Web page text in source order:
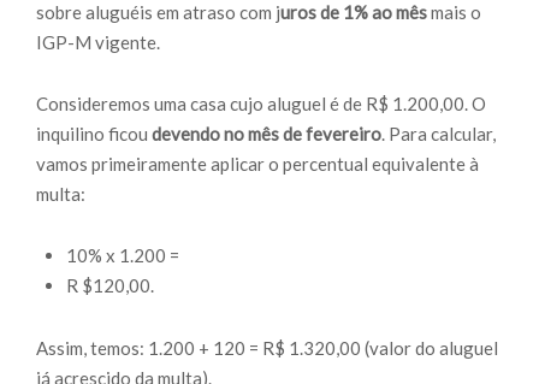
sobre aluguéis em atraso com juros de 1% ao mêsmais o
IGP-M vigente.
Consideremos uma casa cujo aluguel é de R$ 1.200,00. O
inquilino ficou devendo no mês de fevereiro. Para calcular,
vamos primeiramente aplicar o percentual equivalente à
multa:
10% x 1.200 =
R $120,00.
Assim, temos: 1.200 + 120 = R$ 1.320,00 (valor do aluguel
já acrescido da multa).